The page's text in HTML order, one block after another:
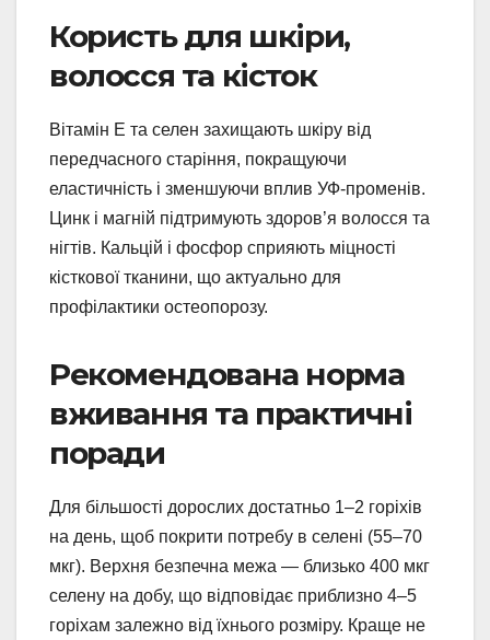
Користь для шкіри,
волосся та кісток
Вітамін Е та селен захищають шкіру від
передчасного старіння, покращуючи
еластичність і зменшуючи вплив УФ-променів.
Цинк і магній підтримують здоров’я волосся та
нігтів. Кальцій і фосфор сприяють міцності
кісткової тканини, що актуально для
профілактики остеопорозу.
Рекомендована норма
вживання та практичні
поради
Для більшості дорослих достатньо 1–2 горіхів
на день, щоб покрити потребу в селені (55–70
мкг). Верхня безпечна межа — близько 400 мкг
селену на добу, що відповідає приблизно 4–5
горіхам залежно від їхнього розміру. Краще не